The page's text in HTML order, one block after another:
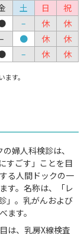
土 日
祝
– 休
休
– ● 休
休
– 休 休
す。
婦人科検診は、
すごす」ことを目
る人間ドックの一
す。名称は、「レ
」。乳がんおよび
ます。
は、乳房X線検査